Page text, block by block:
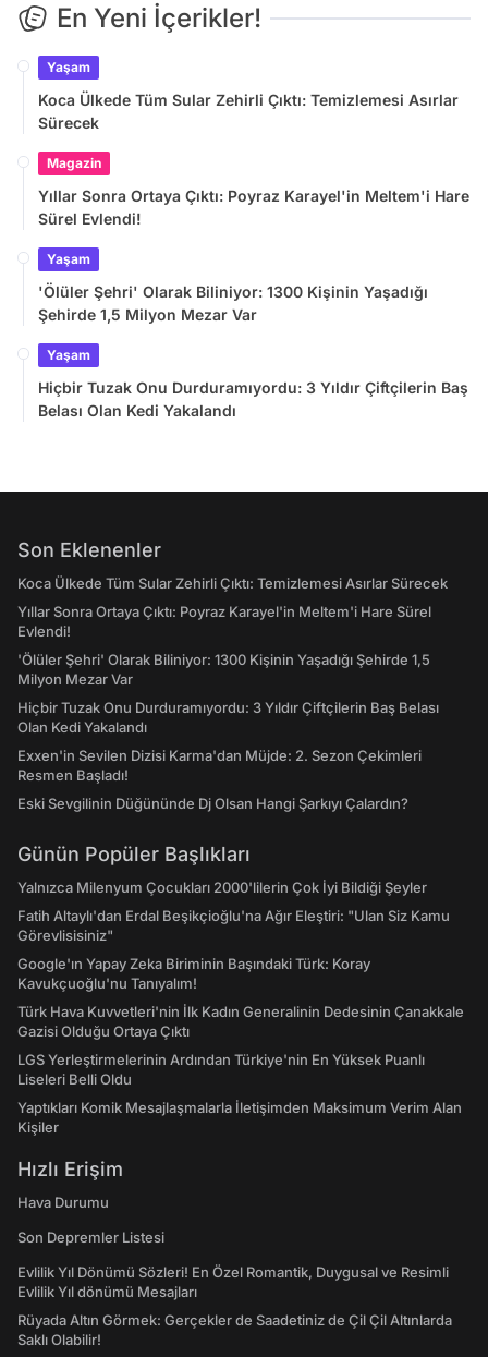
En Yeni İçerikler!
Yaşam
Koca Ülkede Tüm Sular Zehirli Çıktı: Temizlemesi Asırlar
Sürecek
Magazin
Yıllar Sonra Ortaya Çıktı: Poyraz Karayel'in Meltem'i Hare
Sürel Evlendi!
Yaşam
'Ölüler Şehri' Olarak Biliniyor: 1300 Kişinin Yaşadığı
Şehirde 1,5 Milyon Mezar Var
Yaşam
Hiçbir Tuzak Onu Durduramıyordu: 3 Yıldır Çiftçilerin Baş
Belası Olan Kedi Yakalandı
Son Eklenenler
Koca Ülkede Tüm Sular Zehirli Çıktı: Temizlemesi Asırlar Sürecek
Yıllar Sonra Ortaya Çıktı: Poyraz Karayel'in Meltem'i Hare Sürel
Evlendi!
'Ölüler Şehri' Olarak Biliniyor: 1300 Kişinin Yaşadığı Şehirde 1,5
Milyon Mezar Var
Hiçbir Tuzak Onu Durduramıyordu: 3 Yıldır Çiftçilerin Baş Belası
Olan Kedi Yakalandı
Exxen'in Sevilen Dizisi Karma'dan Müjde: 2. Sezon Çekimleri
Resmen Başladı!
Eski Sevgilinin Düğününde Dj Olsan Hangi Şarkıyı Çalardın?
Günün Popüler Başlıkları
Yalnızca Milenyum Çocukları 2000'lilerin Çok İyi Bildiği Şeyler
Fatih Altaylı'dan Erdal Beşikçioğlu'na Ağır Eleştiri: "Ulan Siz Kamu
Görevlisisiniz"
Google'ın Yapay Zeka Biriminin Başındaki Türk: Koray
Kavukçuoğlu'nu Tanıyalım!
Türk Hava Kuvvetleri'nin İlk Kadın Generalinin Dedesinin Çanakkale
Gazisi Olduğu Ortaya Çıktı
LGS Yerleştirmelerinin Ardından Türkiye'nin En Yüksek Puanlı
Liseleri Belli Oldu
Yaptıkları Komik Mesajlaşmalarla İletişimden Maksimum Verim Alan
Kişiler
Hızlı Erişim
Hava Durumu
Son Depremler Listesi
Evlilik Yıl Dönümü Sözleri! En Özel Romantik, Duygusal ve Resimli
Evlilik Yıl dönümü Mesajları
Rüyada Altın Görmek: Gerçekler de Saadetiniz de Çil Çil Altınlarda
Saklı Olabilir!